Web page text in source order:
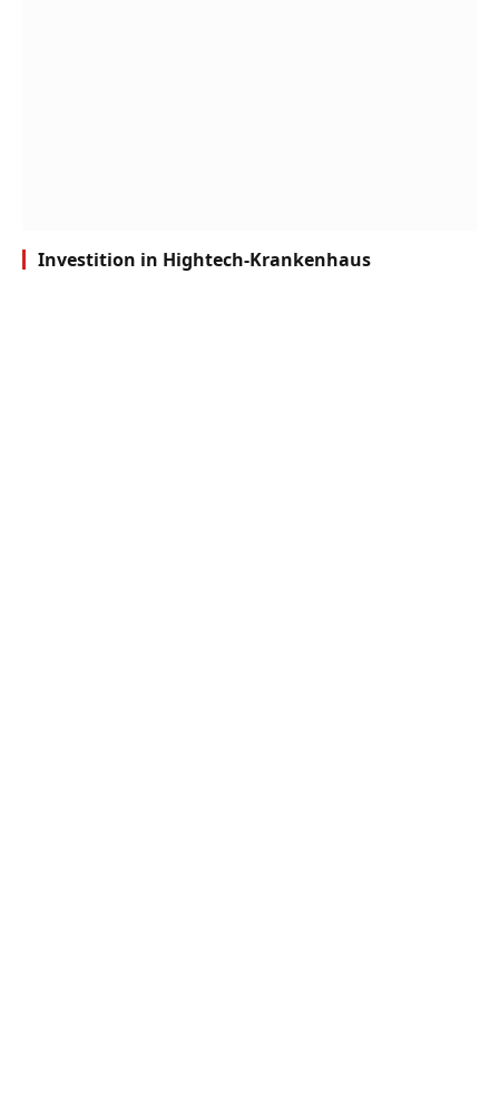
Investition in Hightech-Krankenhaus